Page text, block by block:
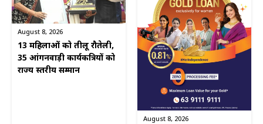
August 8, 2026
13 महिलाओं को तीलू रौतेली,
35 आंगनवाड़ी कार्यकत्रियों को
राज्य स्तरीय सम्मान
August 8, 2026